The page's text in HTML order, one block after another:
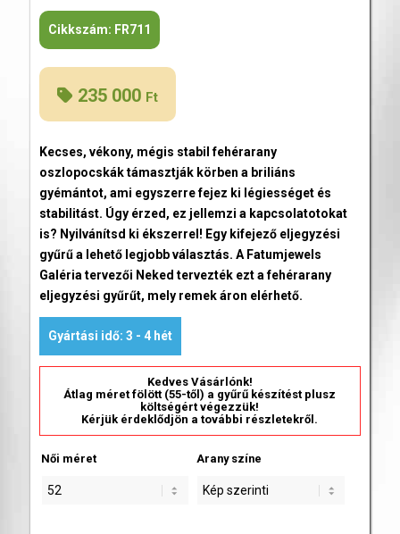
Cikkszám: FR711
235 000 Ft
Kecses, vékony, mégis stabil fehérarany
oszlopocskák támasztják körben a briliáns
gyémántot, ami egyszerre fejez ki légiességet és
stabilitást. Úgy érzed, ez jellemzi a kapcsolatotokat
is? Nyilvánítsd ki ékszerrel! Egy kifejező eljegyzési
gyűrű a lehető legjobb választás. A Fatumjewels
Galéria tervezői Neked tervezték ezt a fehérarany
eljegyzési gyűrűt, mely remek áron elérhető.
Gyártási idő: 3 - 4 hét
Kedves Vásárlónk!
Átlag méret fölött (55-től) a gyűrű készítést plusz
költségért végezzük!
Kérjük érdeklődjön a további részletekről.
Női méret Arany színe